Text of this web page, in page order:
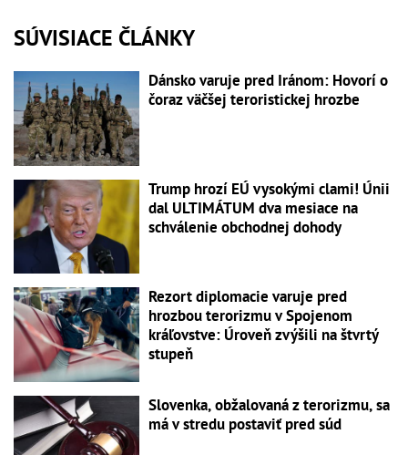
SÚVISIACE ČLÁNKY
Dánsko varuje pred Iránom: Hovorí o
čoraz väčšej teroristickej hrozbe
Trump hrozí EÚ vysokými clami! Únii
dal ULTIMÁTUM dva mesiace na
schválenie obchodnej dohody
Rezort diplomacie varuje pred
hrozbou terorizmu v Spojenom
kráľovstve: Úroveň zvýšili na štvrtý
stupeň
Slovenka, obžalovaná z terorizmu, sa
má v stredu postaviť pred súd